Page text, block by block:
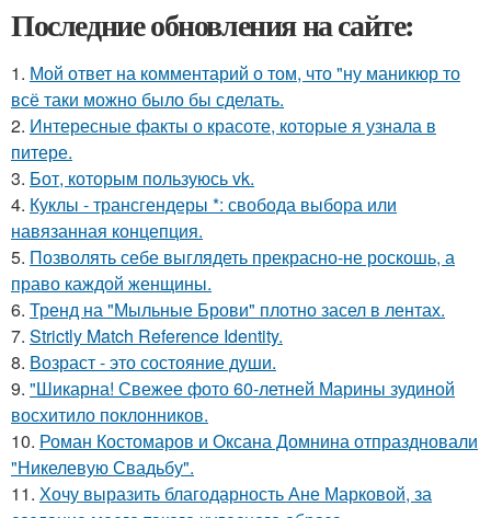
Последние обновления на сайте:
1. Мой ответ на комментарий о том, что "ну маникюр то
всё таки можно было бы сделать.
2. Интересные факты о красоте, которые я узнала в
питере.
3. Бот, которым пользуюсь vk.
4. Куклы - трансгендеры *: свобода выбора или
навязанная концепция.
5. Позволять себе выглядеть прекрасно-не роскошь, а
право каждой женщины.
6. Тренд на "Мыльные Брови" плотно засел в лентах.
7. Strictly Match Reference Identity.
8. Возраст - это состояние души.
9. "Шикарна! Свежее фото 60-летней Марины зудиной
восхитило поклонников.
10. Роман Костомаров и Оксана Домнина отпраздновали
"Никелевую Свадьбу".
11. Хочу выразить благодарность Ане Марковой, за